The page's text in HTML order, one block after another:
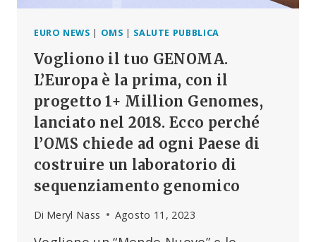
EURO NEWS | OMS | SALUTE PUBBLICA
Vogliono il tuo GENOMA.
L’Europa è la prima, con il
progetto 1+ Million Genomes,
lanciato nel 2018. Ecco perché
l’OMS chiede ad ogni Paese di
costruire un laboratorio di
sequenziamento genomico
Di Meryl Nass Agosto 11, 2023